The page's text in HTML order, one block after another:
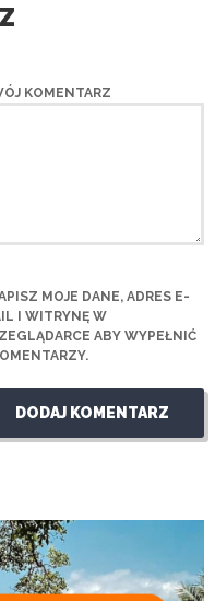
KOMENTARZ
MOJE DANE, ADRES E-
I WITRYNĘ W
ABY WYPEŁNIĆ